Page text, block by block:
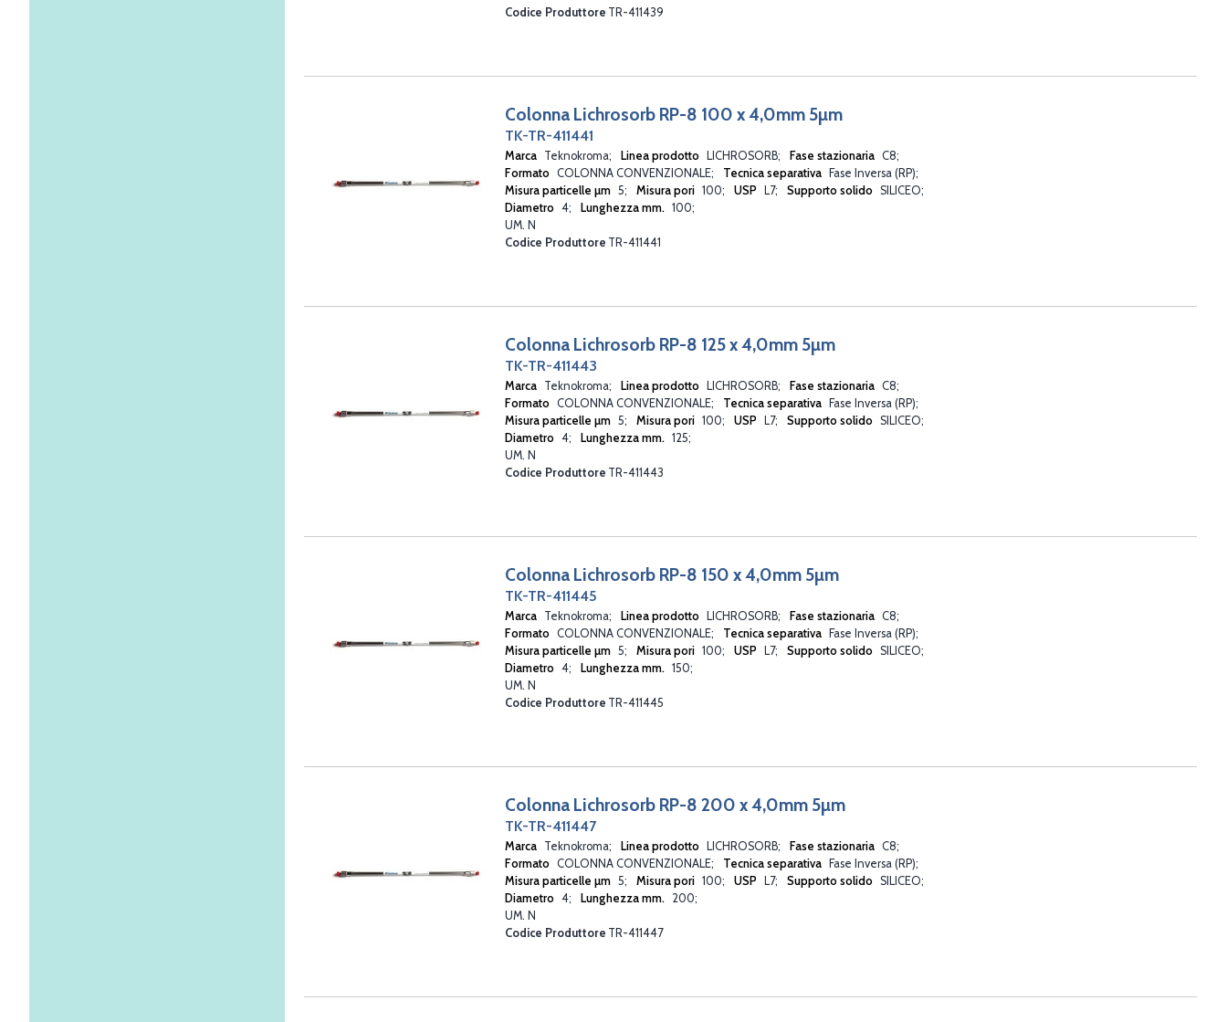
Codice Produttore TR-411439
Colonna Lichrosorb RP-8 100 x 4,0mm 5µm
TK-TR-411441
Marca Teknokroma Linea prodotto LICHROSORB Fase stazionaria C8
Formato COLONNA CONVENZIONALE Tecnica separativa
Fase Inversa (RP)
Misura particelle µm 5 Misura pori 100 USP L7 Supporto solido SILICEO
Diametro 4 Lunghezza mm. 100
UM. N
Codice Produttore TR-411441
Colonna Lichrosorb RP-8 125 x 4,0mm 5µm
TK-TR-411443
Marca Teknokroma Linea prodotto LICHROSORB Fase stazionaria C8
Formato COLONNA CONVENZIONALE Tecnica separativa
Fase Inversa (RP)
Misura particelle µm 5 Misura pori 100 USP L7 Supporto solido SILICEO
Diametro 4 Lunghezza mm. 125
UM. N
Codice Produttore TR-411443
Colonna Lichrosorb RP-8 150 x 4,0mm 5µm
TK-TR-411445
Marca Teknokroma Linea prodotto LICHROSORB Fase stazionaria C8
Formato COLONNA CONVENZIONALE Tecnica separativa
Fase Inversa (RP)
Misura particelle µm 5 Misura pori 100 USP L7 Supporto solido SILICEO
Diametro 4 Lunghezza mm. 150
UM. N
Codice Produttore TR-411445
Colonna Lichrosorb RP-8 200 x 4,0mm 5µm
TK-TR-411447
Marca Teknokroma Linea prodotto LICHROSORB Fase stazionaria C8
Formato COLONNA CONVENZIONALE Tecnica separativa
Fase Inversa (RP)
Misura particelle µm 5 Misura pori 100 USP L7 Supporto solido SILICEO
Diametro 4 Lunghezza mm.
200
UM. N
Codice Produttore TR-411447